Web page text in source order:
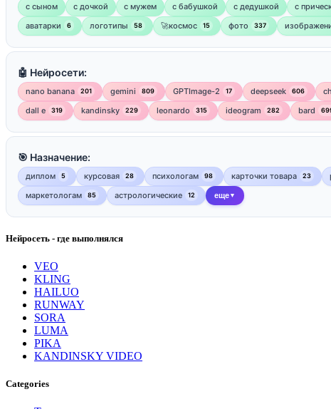
с сыном
с дочкой с мужем с бабушкой с дедушкой с
аватарки 6 логотипы 58 🚀космос 15 фото 337
🤖 Нейросети:
nano banana 201 gemini 809 GPTImage-2 17 deepseek 606
dall e 319 kandinsky 229 leonardo 315 ideogram 282 bard
🎯 Назначение:
диплом 5 курсовая 28 психологам 98 карточки товара 23
маркетологам 85 астрологические 12 еще ▼
Нейросеть - где выполнялся
VEO
KLING
HAILUO
RUNWAY
SORA
LUMA
PIKA
KANDINSKY VIDEO
Categories